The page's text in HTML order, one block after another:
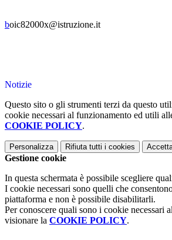
boic82000x@istruzione.it
Notizie
Questo sito o gli strumenti terzi da questo
cookie necessari al funzionamento ed utili
COOKIE POLICY.
Personalizza Rifiuta tutti i cookies
Gestione cookie
In questa schermata è possibile scegliere
I cookie necessari sono quelli che
piattaforma e non è possibile disabilitarli.
Per conoscere quali sono i cookie necessari
visionare la COOKIE POLICY.